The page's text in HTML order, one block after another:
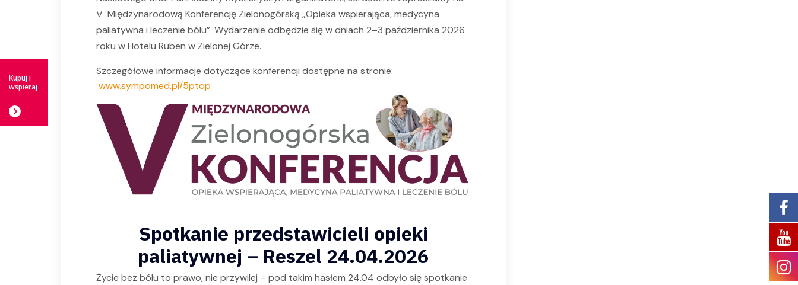
V Międzynarodową Konferencję Zielonogórską „Opieka wspierająca, medycyna
paliatywna i leczenie bólu”. Wydarzenie odbędzie się w dniach 2–3 października 2026
roku w Hotelu Ruben w Zielonej Górze.
Szczegółowe informacje dotyczące konferencji dostępne na stronie:
www.sympomed.pl/5ptop
Spotkanie przedstawicieli opieki
paliatywnej – Reszel 24.04.2026
Życie bez bólu to prawo, nie przywilej – pod takim hasłem 24.04 odbyło się spotkanie
Kupuj i
wspieraj